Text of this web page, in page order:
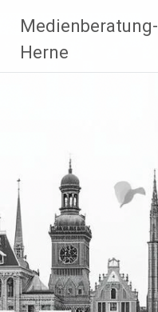
Inhalt
springen
Medienberatung-
Herne